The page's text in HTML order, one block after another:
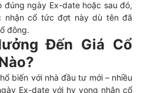
đúng ngày Ex-date hoặc sau đó,
nhận cổ tức đợt này dù tên đã
đông.
Đến Giá Cổ
biến với nhà đầu tư mới – nhiều
Ex-date với hy vọng nhận cổ